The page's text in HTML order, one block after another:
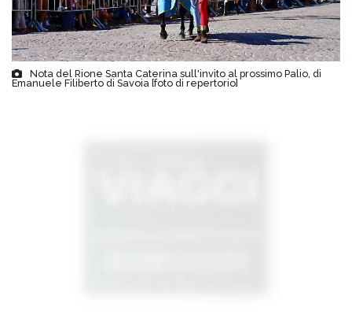
Nota del Rione Santa Caterina sull'invito al prossimo Palio, di
Emanuele Filiberto di Savoia [foto di repertorio]